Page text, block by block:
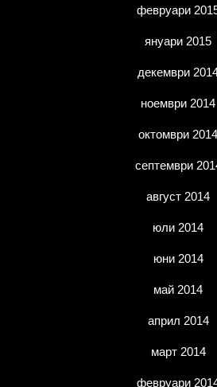
февруари
януари 2015
декември
ноември 2014
октомври 2014
септември
август 2014
юли 2014
юни 2014
май 2014
април 2014
март 2014
февруари